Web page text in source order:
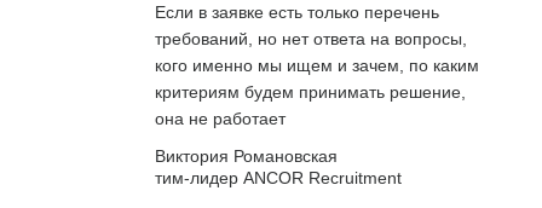
Если в заявке есть только перечень
требований, но нет ответа на вопросы,
кого именно мы ищем и зачем, по каким
критериям будем принимать решение,
она не работает
Виктория Романовская
тим-лидер ANCOR Recruitment